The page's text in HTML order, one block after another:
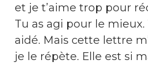
et je t’aime trop pour
Tu as agi pour le mieux.
aidé. Mais cette lettre
je le répète. Elle est si